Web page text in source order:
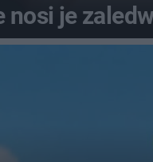
nosi je
kobiety